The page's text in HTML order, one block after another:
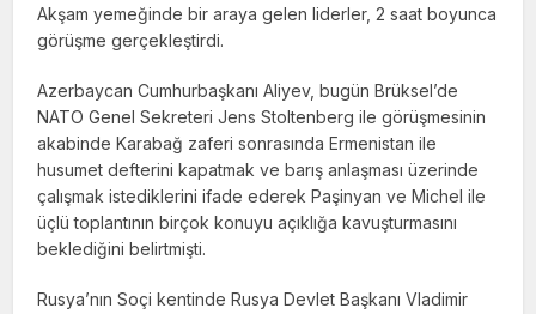
Akşam yemeğinde bir araya gelen liderler, 2 saat boyunca
görüşme gerçekleştirdi.
Azerbaycan Cumhurbaşkanı Aliyev, bugün Brüksel’de
NATO Genel Sekreteri Jens Stoltenberg ile görüşmesinin
akabinde Karabağ zaferi sonrasında Ermenistan ile
husumet defterini kapatmak ve barış anlaşması üzerinde
çalışmak istediklerini ifade ederek Paşinyan ve Michel ile
üçlü toplantının birçok konuyu açıklığa kavuşturmasını
beklediğini belirtmişti.
Rusya’nın Soçi kentinde Rusya Devlet Başkanı Vladimir